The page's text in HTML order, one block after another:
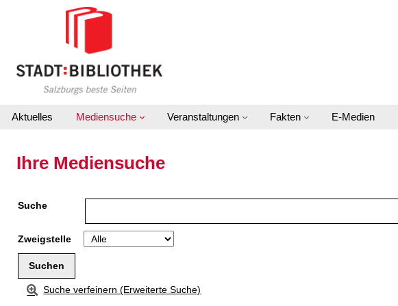
Zur Detailanzeige springen
Aktuelles Mediensuche Veranstaltungen Fakten E-Medien
Ihre Mediensuche
Suche
Zweigstelle
Suche verfeinern (Erweiterte Suche)